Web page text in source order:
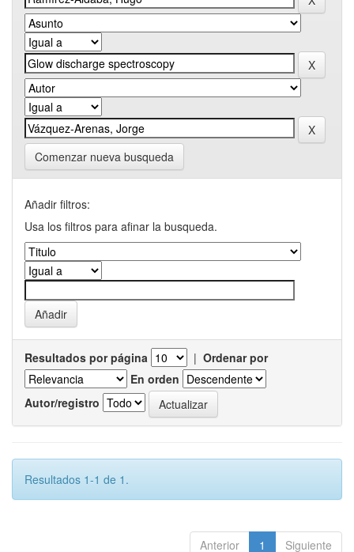
Comenzar nueva busqueda
Añadir filtros:
Usa los filtros para afinar la busqueda.
Resultados por página | Ordenar por
En orden
Autor/registro
Resultados 1-1 de 1.
Anterior 1 Siguiente